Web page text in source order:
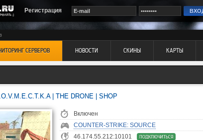
Регистрация
СЕРВЕРОВ НОВОСТИ СКИНЫ КАРТЫ
| THE DRONE | SHOP
Включен
COUNTER-STRIKE: SOURCE
46.174.55.212:10101
ПОДКЛЮЧИТЬСЯ